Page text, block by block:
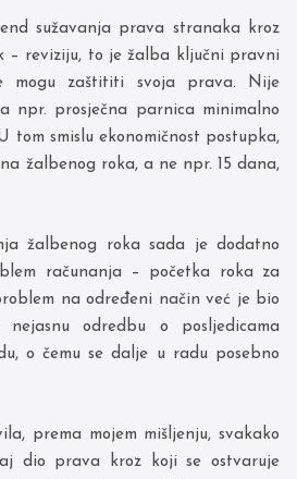
sužavanja prava stranaka kroz
– reviziju, to je žalba ključni pravni
mogu zaštititi svoja prava. Nije
npr. prosječna parnica minimalno
tom smislu ekonomičnost postupka,
žalbenog roka, a ne npr. 15 dana,
žalbenog roka sada je dodatno
računanja – početka roka za
na određeni način već je bio
odredbu o posljedicama
o čemu se dalje u radu posebno
prema mojem mišljenju, svakako
dio prava kroz koji se ostvaruje